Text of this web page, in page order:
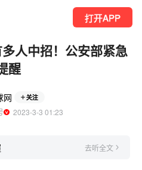
打开APP
人中招！公安部紧急
醒
网 关注
  2023-3-3 01:23
去听全文